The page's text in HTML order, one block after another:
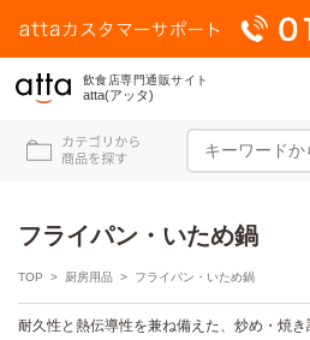
飲食店専門通販サイト
atta(アッタ)
フライパン・いため鍋
TOP > 厨房用品 > フライパン・いため鍋
耐久性と熱伝導性を兼ね備えた、炒め・焼き